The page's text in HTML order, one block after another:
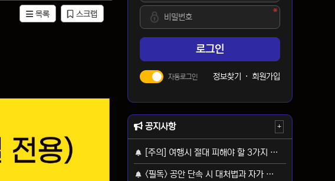
목록 스크랩 비밀번호필수
로그인
자동로그인 정보찾기 · 회원가입
공지사항 +
[주의] 여행시 절대 피해야 할 3가지 사기 유형
<필독> 공안 단속 시 대처법과 자가 보호 가이드